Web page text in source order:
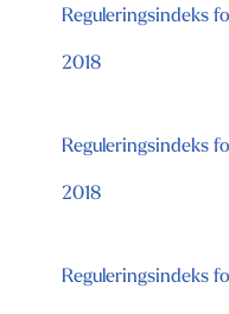
Reguleringsindeks
2018
Reguleringsindeks
2018
Reguleringsindeks